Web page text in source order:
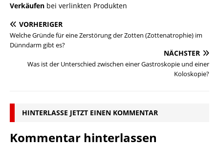
Verkäufen bei verlinkten Produkten
VORHERIGER
Welche Gründe für eine Zerstörung der Zotten (Zottenatrophie) im
Dünndarm gibt es?
NÄCHSTER
Was ist der Unterschied zwischen einer Gastroskopie und einer
Koloskopie?
HINTERLASSE JETZT EINEN KOMMENTAR
Kommentar hinterlassen